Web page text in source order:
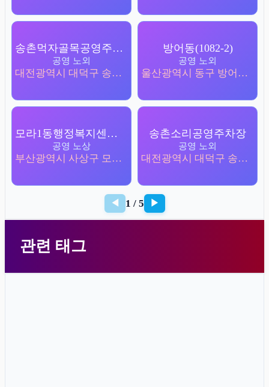
송촌먹자골목공영주차장
공영 노외
대전광역시 대덕구 송촌동 458
방어동(1082-2)
공영 노외
울산광역시 동구 방어동 1082-2
모라1동행정복지센터주변
공영 노상
부산광역시 사상구 모라동 1347-4
송촌소리공영주차장
공영 노외
대전광역시 대덕구 송촌동 448-1
◀ 1 / 5 ▶
관련 태그